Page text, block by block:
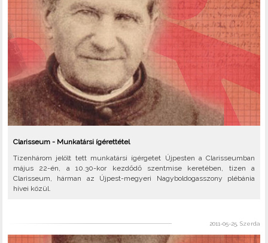
Clarisseum - Munkatársi ígérettétel
Tizenhárom jelölt tett munkatársi ígérgetet Újpesten a Clarisseumban
május 22-én, a 10.30-kor kezdődő szentmise keretében, tizen a
Clarisseum, hárman az Újpest-megyeri Nagyboldogasszony plébánia
hívei közül.
2011-05-25, Szerda